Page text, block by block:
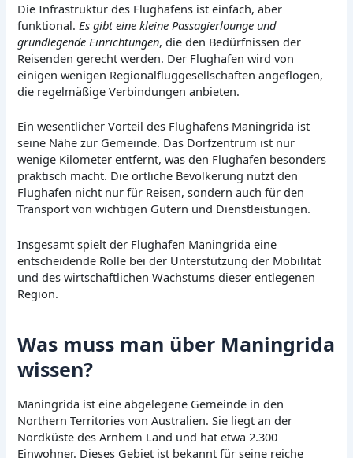
Die Infrastruktur des Flughafens ist einfach, aber
funktional.Es gibt eine kleine Passagierlounge und
grundlegende Einrichtungen, die den Bedürfnissen der
Reisenden gerecht werden. Der Flughafen wird von
einigen wenigen Regionalfluggesellschaften angeflogen,
die regelmäßige Verbindungen anbieten.
Ein wesentlicher Vorteil des Flughafens Maningrida ist
seine Nähe zur Gemeinde. Das Dorfzentrum ist nur
wenige Kilometer entfernt, was den Flughafen besonders
praktisch macht. Die örtliche Bevölkerung nutzt den
Flughafen nicht nur für Reisen, sondern auch für den
Transport von wichtigen Gütern und Dienstleistungen.
Insgesamt spielt der Flughafen Maningrida eine
entscheidende Rolle bei der Unterstützung der Mobilität
und des wirtschaftlichen Wachstums dieser entlegenen
Region.
Was muss man über Maningrida
wissen?
Maningrida ist eine abgelegene Gemeinde in den
Northern Territories von Australien. Sie liegt an der
Nordküste des Arnhem Land und hat etwa 2.300
Einwohner. Dieses Gebiet ist bekannt für seine reiche